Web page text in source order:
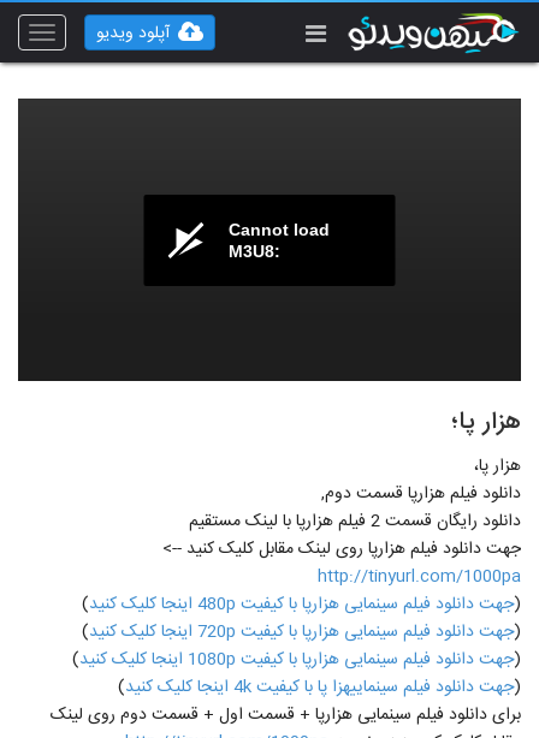
Toggle
آپلود ویدیو
Cannot load
M3U8:
هزار پا؛
هزار پا،
دانلود فیلم هزارپا قسمت دوم,
دانلود رایگان قسمت 2 فیلم هزارپا با لینک مستقیم
جهت دانلود فیلم هزارپا روی لینک مقابل کلیک کنید -->
http://tinyurl.com/1000pa
(جهت دانلود فیلم سینمایی هزارپا با کیفیت 480p اینجا کلیک کنید
)
(جهت دانلود فیلم سینمایی هزارپا با کیفیت 720p اینجا کلیک کنید
)
(جهت دانلود فیلم سینمایی هزارپا با کیفیت 1080p اینجا کلیک کنید
)
(جهت دانلود فیلم سینماییهزا پا با کیفیت 4k اینجا کلیک کنید
)
برای دانلود فیلم سینمایی هزارپا + قسمت اول + قسمت دوم روی لینک